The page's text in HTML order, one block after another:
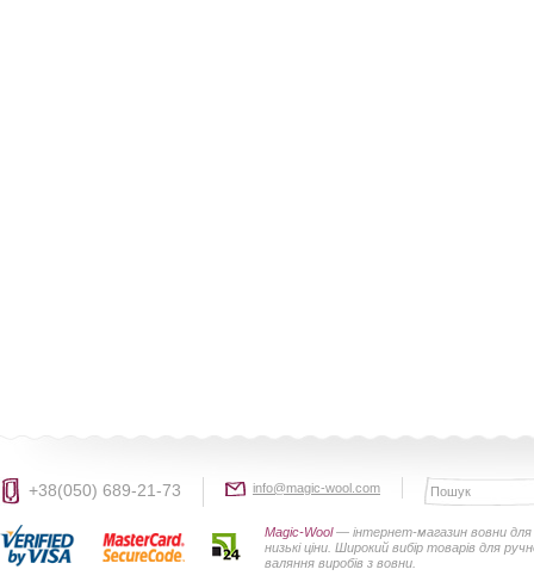
+38(050) 689-21-73 info@magic-wool.com
Magic-Wool— інтернет-магазин вовни
низькі ціни. Широкий вибір товарів для
валяння виробів з вовни.